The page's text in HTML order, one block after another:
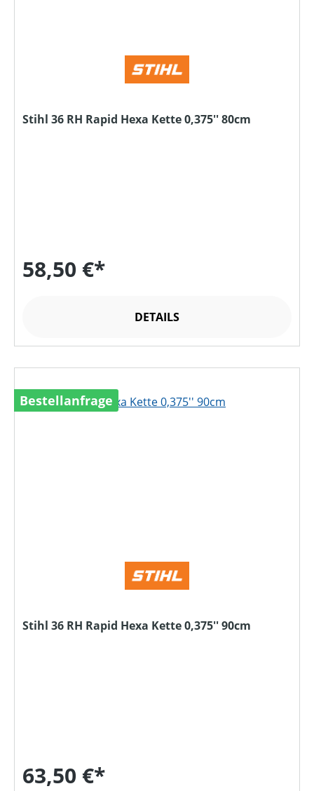
Stihl 36 RH Rapid Hexa Kette 0,375'' 80cm
58,50 €*
DETAILS
Bestellanfrage
Stihl 36 RH Rapid Hexa Kette 0,375'' 90cm
63,50 €*